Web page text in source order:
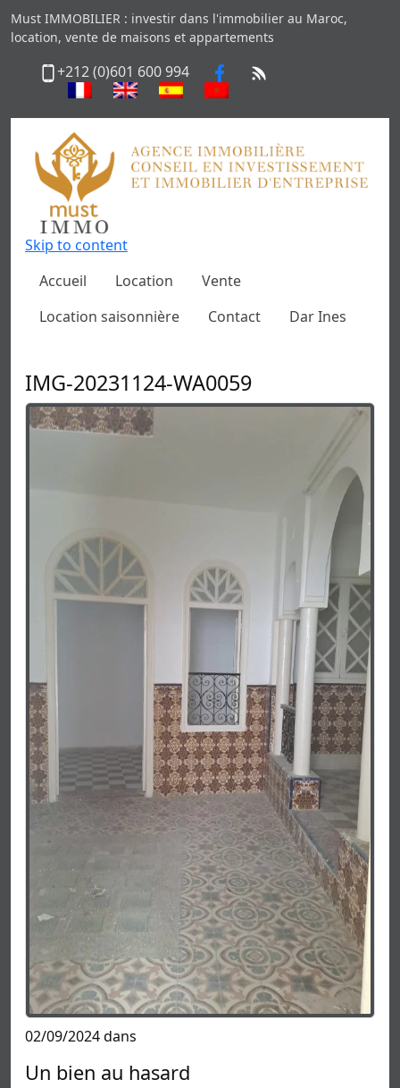
Must IMMOBILIER : investir dans l'immobilier au Maroc,
location, vente de maisons et appartements
+212 (0)601 600 994
Skip to content
Accueil
Location
Vente
Location saisonnière
Contact Dar Ines
IMG-20231124-WA0059
02/09/2024 dans
Un bien au hasard